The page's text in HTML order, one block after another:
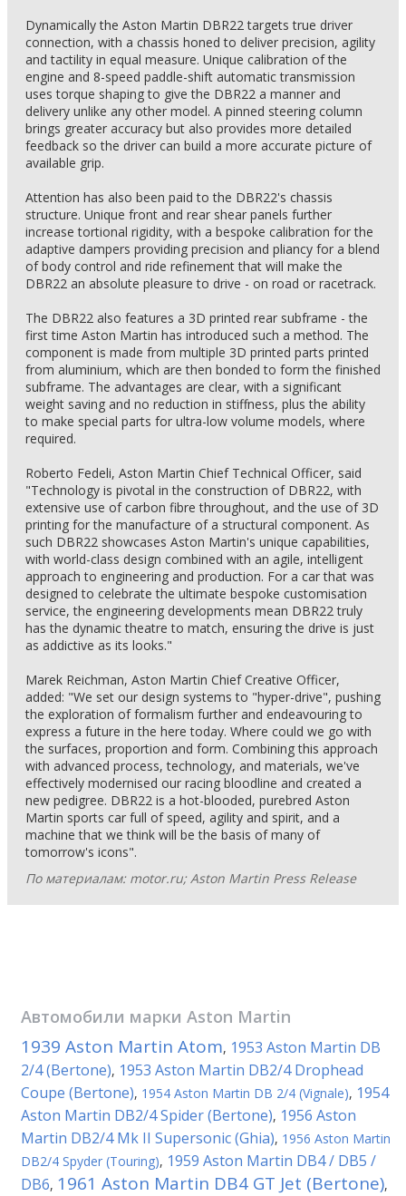
Dynamically the Aston Martin DBR22 targets true driver
connection, with a chassis honed to deliver precision, agility
and tactility in equal measure. Unique calibration of the
engine and 8-speed paddle-shift automatic transmission
uses torque shaping to give the DBR22 a manner and
delivery unlike any other model. A pinned steering column
brings greater accuracy but also provides more detailed
feedback so the driver can build a more accurate picture of
available grip.
Attention has also been paid to the DBR22's chassis
structure. Unique front and rear shear panels further
increase tortional rigidity, with a bespoke calibration for the
adaptive dampers providing precision and pliancy for a blend
of body control and ride refinement that will make the
DBR22 an absolute pleasure to drive - on road or racetrack.
The DBR22 also features a 3D printed rear subframe - the
first time Aston Martin has introduced such a method. The
component is made from multiple 3D printed parts printed
from aluminium, which are then bonded to form the finished
subframe. The advantages are clear, with a significant
weight saving and no reduction in stiffness, plus the ability
to make special parts for ultra-low volume models, where
required.
Roberto Fedeli, Aston Martin Chief Technical Officer, said
"Technology is pivotal in the construction of DBR22, with
extensive use of carbon fibre throughout, and the use of 3D
printing for the manufacture of a structural component. As
such DBR22 showcases Aston Martin's unique capabilities,
with world-class design combined with an agile, intelligent
approach to engineering and production. For a car that was
designed to celebrate the ultimate bespoke customisation
service, the engineering developments mean DBR22 truly
has the dynamic theatre to match, ensuring the drive is just
as addictive as its looks."
Marek Reichman, Aston Martin Chief Creative Officer,
added: "We set our design systems to "hyper-drive", pushing
the exploration of formalism further and endeavouring to
express a future in the here today. Where could we go with
the surfaces, proportion and form. Combining this approach
with advanced process, technology, and materials, we've
effectively modernised our racing bloodline and created a
new pedigree. DBR22 is a hot-blooded, purebred Aston
Martin sports car full of speed, agility and spirit, and a
machine that we think will be the basis of many of
tomorrow's icons".
По материалам: motor.ru; Aston Martin Press Release
Автомобили марки Aston Martin
1939 Aston Martin Atom, 1953 Aston Martin DB
2/4 (Bertone), 1953 Aston Martin DB2/4 Drophead
Coupe (Bertone), 1954 Aston Martin DB 2/4 (Vignale), 1954
Aston Martin DB2/4 Spider (Bertone), 1956 Aston
Martin DB2/4 Mk II Supersonic (Ghia), 1956 Aston Martin
DB2/4 Spyder (Touring), 1959 Aston Martin DB4 / DB5 /
DB6, 1961 Aston Martin DB4 GT Jet (Bertone),